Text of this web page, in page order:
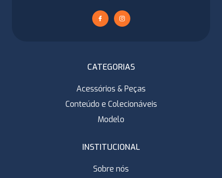
CATEGORIAS
Acessórios & Peças
Conteúdo e Colecionáveis
Modelo
INSTITUCIONAL
Sobre nós